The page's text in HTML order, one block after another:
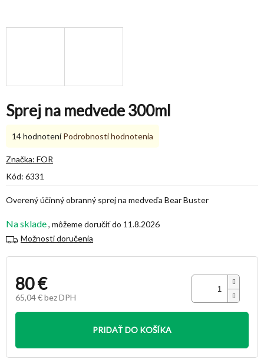
Sprej na medvede 300ml
Kód: 6331
Na sklade
11.8.2026
Možnosti doručenia
80 €
65,04 € bez DPH
Jednotková
PRIDAŤ DO KOŠÍKA
Overený účinný obranný sprej na medveďa Bear Buster
Priemerné
produktu
4,9
5
14 hodnotení Podrobnosti hodnotenia
Značka: FOR